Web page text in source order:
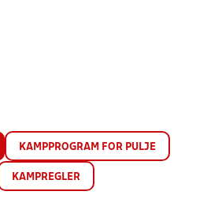
KAMPPROGRAM FOR PULJE
KAMPREGLER